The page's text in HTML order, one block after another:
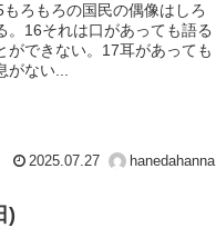
ろもろの国民の偶像はしろ
。16それは口があっても語る
ができない。17耳があっても
ない...
2025.07.27 hanedahanna
)